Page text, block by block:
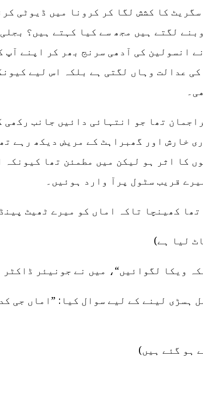
کا کشش لگا کر کرونا میں ڈیوٹی
لگتے ہیں مجھ سے کیا کہتے ہیں؟
انسولین کی آدھی سرنج بھر کر اپنے
عدالت وہاں لگتی ہے بلکہ اس لیے
تھا جو انتہائی دائیں جانب
خارش اور گھبراہٹ کے مریض دیکھ رہے
کا اثر ہو لیکن میں مطمئن تھا
قریب سٹول پرآ وارد ہوئیں۔
کھینچا تاکہ اماں کو میرے ٹھیٹ
لیا ہے)
ویکا لگوائیں“، میں نے جونیئر ڈاکٹر
ہسڑی لینے کے لیے سوال کیا: ”اماں جی
ہو گئے ہیں)